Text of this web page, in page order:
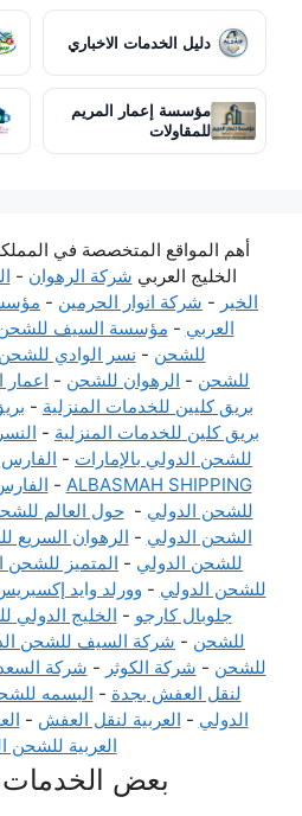
دليل الخدمات الاخباري
مؤسسة إعمار المريم
للمقاولات
أهم المواقع المتخصصة في
الخليج العربي شركة الرهوان -
الخير - شركة انوار الحرمين -
العربي - مؤسسة السيف للشحن
للشحن - نسر الوادي
للشحن - الرهوان للشحن - اعمار
بريق كليين للخدمات المنزلية -
بريق كلين للخدمات المنزلية -
للشحن الدولي بالإمارات -
ALBASMAH SHIPPING
-
للشحن الدولي -حول العالم
الشحن الدولي - الرهوان السريع
للشحن الدولي - المتميز للشحن
للشحن الدولي - وورلد وايد
جلوبال كارجو - الخليج الدولي
للشحن - شركة السيف للشحن
للشحن - شركة الكوثر - شركة
لنقل العفش بجدة - البسمه
الدولي - العربية لنقل العفش -
العربية للشحن
بعض الخدمات